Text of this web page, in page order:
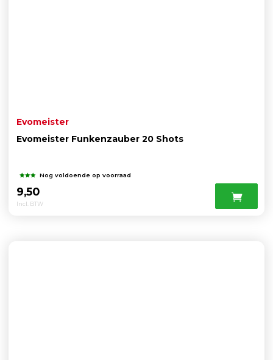
Evomeister
Evomeister Funkenzauber 20 Shots
Nog voldoende op voorraad
9,50
Incl. BTW